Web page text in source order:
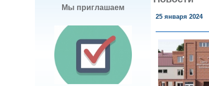
Мы приглашаем
25 января 2024